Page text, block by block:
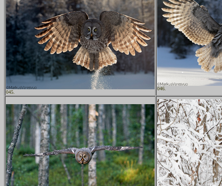
045.
046.